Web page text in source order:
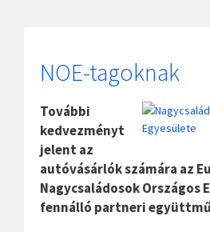
NOE-tagoknak
További
kedvezményt
jelent az
autóvásárlók számára az
Nagycsaládosok
fennálló partneri